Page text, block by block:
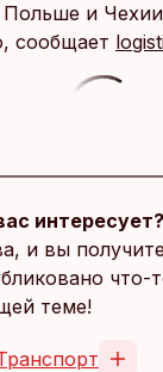
Польше и
сообщает
интересует?
и вы
что-
теме!